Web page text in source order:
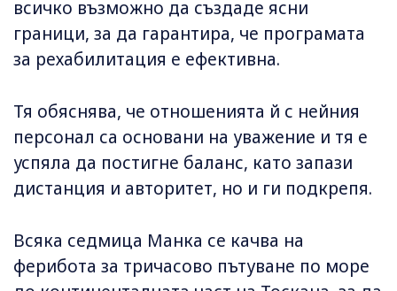
всичко възможно да създаде ясни
граници, за да гарантира, че програмата
за рехабилитация е ефективна.
Тя обяснява, че отношенията й с нейния
персонал са основани на уважение и тя е
успяла да постигне баланс, като запази
дистанция и авторитет, но и ги подкрепя.
Всяка седмица Манка се качва на
ферибота за тричасово пътуване по море